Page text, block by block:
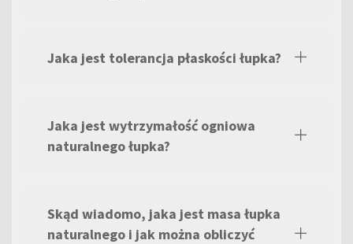
Jaka jest tolerancja płaskości łupka?
Jaka jest wytrzymałość ogniowa
naturalnego łupka?
Skąd wiadomo, jaka jest masa łupka
naturalnego i jak można obliczyć